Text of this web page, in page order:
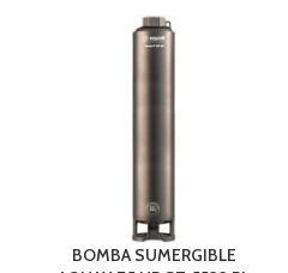
BOMBA SUMERGIBLE